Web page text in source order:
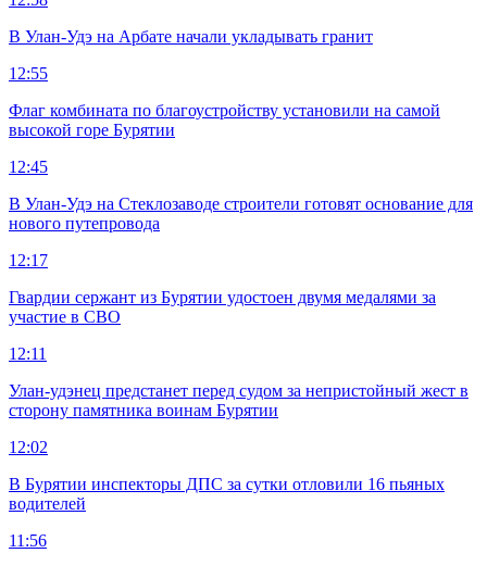
В Улан-Удэ на Арбате начали укладывать гранит
12:55
Флаг комбината по благоустройству установили на самой
высокой горе Бурятии
12:45
В Улан-Удэ на Стеклозаводе строители готовят основание для
нового путепровода
12:17
Гвардии сержант из Бурятии удостоен двумя медалями за
участие в СВО
12:11
Улан-удэнец предстанет перед судом за непристойный жест в
сторону памятника воинам Бурятии
12:02
В Бурятии инспекторы ДПС за сутки отловили 16 пьяных
водителей
11:56